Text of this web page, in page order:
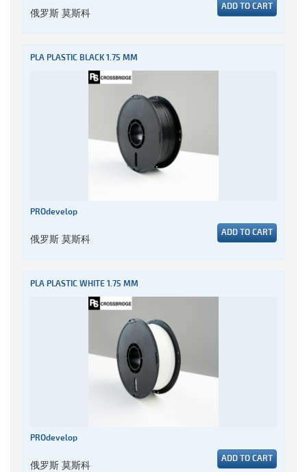
俄罗斯 莫斯科 ADD TO CART
PLA PLASTIC BLACK 1.75 MM
PROdevelop
俄罗斯 莫斯科 ADD TO CART
PLA PLASTIC WHITE 1.75 MM
PROdevelop
俄罗斯 莫斯科 ADD TO CART